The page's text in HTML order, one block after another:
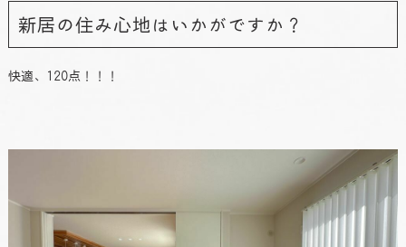
新居の住み心地はいかがですか？
快適、120点！！！